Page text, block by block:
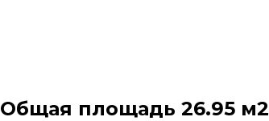
Общая площадь 26.95 м2